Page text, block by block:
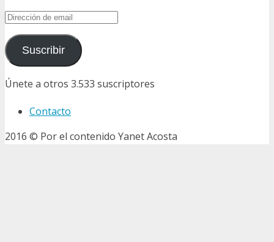
Dirección
emailSuscribir
Únete a otros 3.533 suscriptores
Contacto
2016 © Por el contenido Yanet Acosta